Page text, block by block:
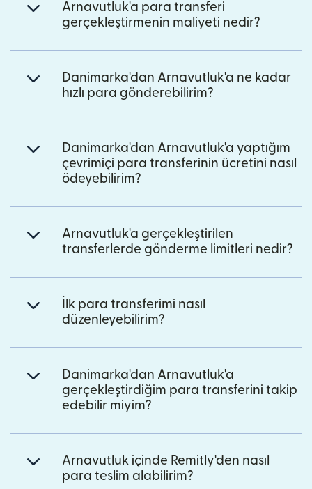
Arnavutluk'a para transferi
gerçekleştirmenin maliyeti nedir?
Danimarka'dan Arnavutluk'a ne kadar
hızlı para gönderebilirim?
Danimarka'dan Arnavutluk'a yaptığım
çevrimiçi para transferinin ücretini nasıl
ödeyebilirim?
Arnavutluk'a gerçekleştirilen
transferlerde gönderme limitleri nedir?
İlk para transferimi nasıl
düzenleyebilirim?
Danimarka'dan Arnavutluk'a
gerçekleştirdiğim para transferini takip
edebilir miyim?
Arnavutluk içinde Remitly'den nasıl
para teslim alabilirim?